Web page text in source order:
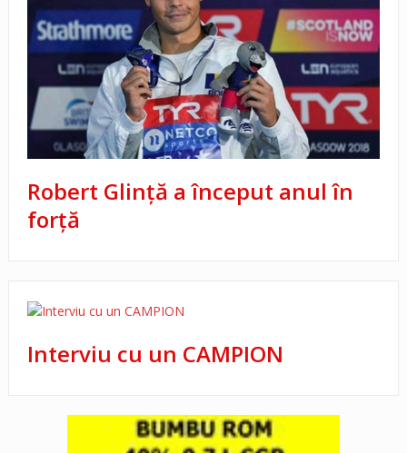
Robert Glinţă a început anul în
forţă
Interviu cu un CAMPION